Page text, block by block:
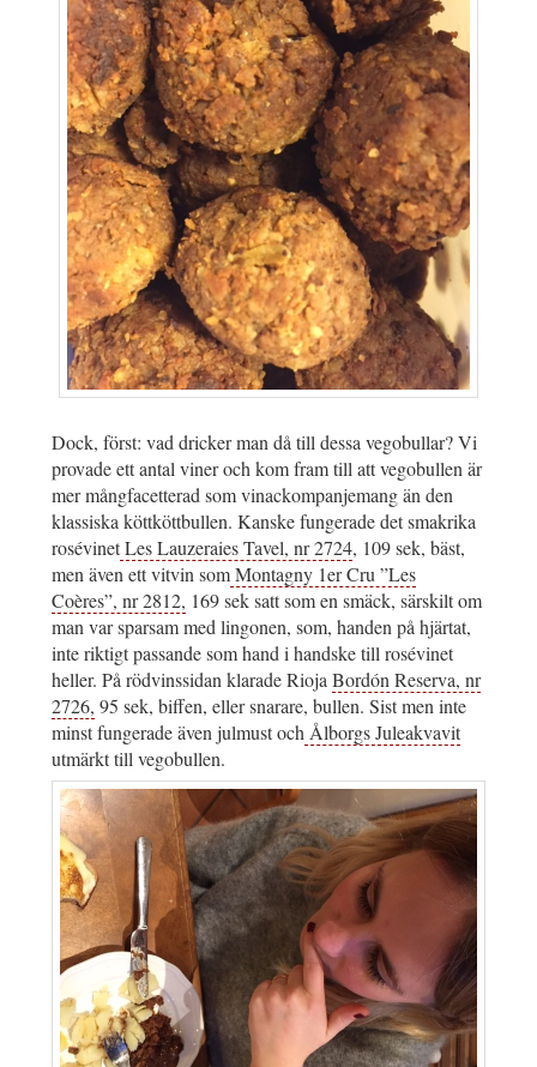
Dock, först: vad dricker man då till dessa vegobullar? Vi
provade ett antal viner och kom fram till att vegobullen är
mer mångfacetterad som vinackompanjemang än den
klassiska köttköttbullen. Kanske fungerade det smakrika
rosévinetLes Lauzeraies Tavel, nr 2724, 109 sek, bäst,
men även ett vitvin somMontagny 1er Cru ”Les
Coères”, nr 2812, 169 sek satt som en smäck, särskilt om
man var sparsam med lingonen, som, handen på hjärtat,
inte riktigt passande som hand i handske till rosévinet
heller. På rödvinssidan klarade RiojaBordón Reserva, nr
2726, 95 sek, biffen, eller snarare, bullen. Sist men inte
minst fungerade även julmust ochÅlborgs Juleakvavit
utmärkt till vegobullen.